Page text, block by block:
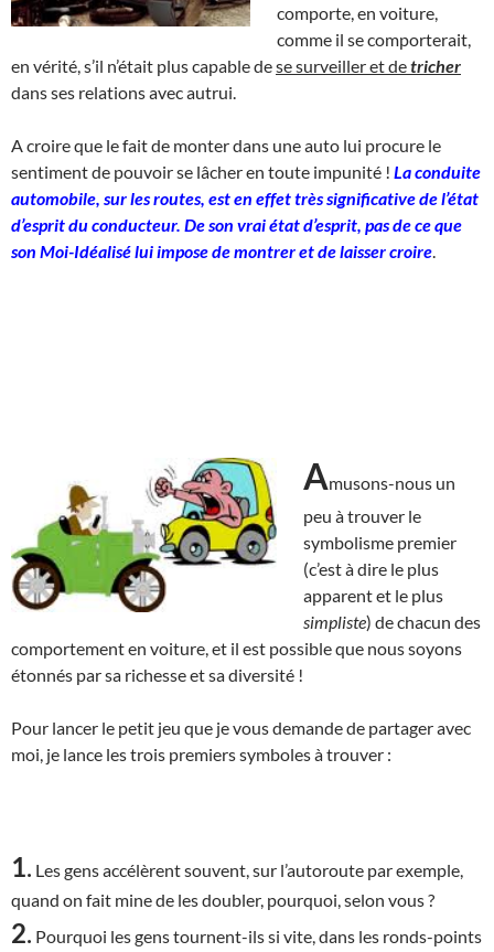
comporte, en voiture,
comme il se comporterait,
en vérité, s’il n’était plus capable dese surveiller et detricher
dans ses relations avec autrui.
A croire que le fait de monter dans une auto lui procure le
sentiment de pouvoir se lâcher en toute impunité ! La conduite
automobile, sur les routes, est en effet très significative de l’état
d’esprit du conducteur. De son vrai état d’esprit, pas de ce que
son Moi-Idéalisé lui impose de montrer et de laisser croire
Amusons-nous un
peu à trouver le
symbolisme premier
(c’est à dire le plus
apparent et le plus
simpliste) de chacun des
comportement en voiture, et il est possible que nous soyons
étonnés par sa richesse et sa diversité !
Pour lancer le petit jeu que je vous demande de partager avec
moi, je lance les trois premiers symboles à trouver :
1. Les gens accélèrent souvent, sur l’autoroute par exemple,
quand on fait mine de les doubler, pourquoi, selon vous ?
2. Pourquoi les gens tournent-ils si vite, dans les ronds-points